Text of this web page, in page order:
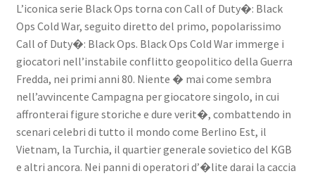
L’iconica serie Black Ops torna con Call of Duty�: Black
Ops Cold War, seguito diretto del primo, popolarissimo
Call of Duty�: Black Ops. Black Ops Cold War immerge i
giocatori nell’instabile conflitto geopolitico della Guerra
Fredda, nei primi anni 80. Niente � mai come sembra
nell’avvincente Campagna per giocatore singolo, in cui
affronterai figure storiche e dure verit�, combattendo in
scenari celebri di tutto il mondo come Berlino Est, il
Vietnam, la Turchia, il quartier generale sovietico del KGB
e altri ancora. Nei panni di operatori d’�lite darai la caccia